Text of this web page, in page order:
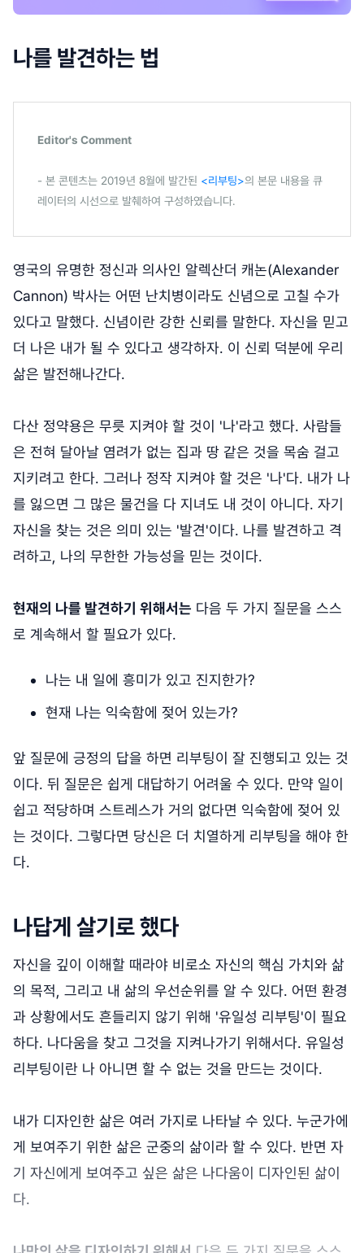
나를 발견하는 법
Editor's Comment
- 본 콘텐츠는 2019년 8월에 발간된 <리부팅>의 본문 내용을 큐
레이터의 시선으로 발췌하여 구성하였습니다.
영국의 유명한 정신과 의사인 알렉산더 캐논(Alexander
Cannon) 박사는 어떤 난치병이라도 신념으로 고칠 수가
있다고 말했다. 신념이란 강한 신뢰를 말한다. 자신을 믿고
더 나은 내가 될 수 있다고 생각하자. 이 신뢰 덕분에 우리
삶은 발전해나간다.
다산 정약용은 무릇 지켜야 할 것이 '나'라고 했다. 사람들
은 전혀 달아날 염려가 없는 집과 땅 같은 것을 목숨 걸고
지키려고 한다. 그러나 정작 지켜야 할 것은 '나'다. 내가 나
를 잃으면 그 많은 물건을 다 지녀도 내 것이 아니다. 자기
자신을 찾는 것은 의미 있는 '발견'이다. 나를 발견하고 격
려하고, 나의 무한한 가능성을 믿는 것이다.
현재의 나를 발견하기 위해서는 다음 두 가지 질문을 스스
로 계속해서 할 필요가 있다.
나는 내 일에 흥미가 있고 진지한가?
현재 나는 익숙함에 젖어 있는가?
앞 질문에 긍정의 답을 하면 리부팅이 잘 진행되고 있는 것
이다. 뒤 질문은 쉽게 대답하기 어려울 수 있다. 만약 일이
쉽고 적당하며 스트레스가 거의 없다면 익숙함에 젖어 있
는 것이다. 그렇다면 당신은 더 치열하게 리부팅을 해야 한
다.
나답게 살기로 했다
자신을 깊이 이해할 때라야 비로소 자신의 핵심 가치와 삶
의 목적, 그리고 내 삶의 우선순위를 알 수 있다. 어떤 환경
과 상황에서도 흔들리지 않기 위해 '유일성 리부팅'이 필요
하다. 나다움을 찾고 그것을 지켜나가기 위해서다. 유일성
리부팅이란 나 아니면 할 수 없는 것을 만드는 것이다.
내가 디자인한 삶은 여러 가지로 나타날 수 있다. 누군가에
게 보여주기 위한 삶은 군중의 삶이라 할 수 있다. 반면 자
기 자신에게 보여주고 싶은 삶은 나다움이 디자인된 삶이
다.